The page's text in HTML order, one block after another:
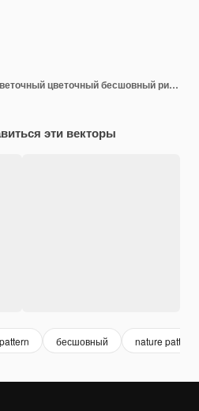
Линейное искусство цветочный цветочный бесшовный рисунок
эти векторы
бесшовный nature pattern